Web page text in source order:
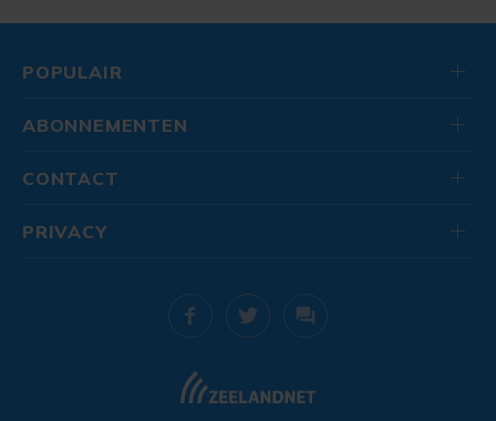
POPULAIR
ABONNEMENTEN
CONTACT
PRIVACY